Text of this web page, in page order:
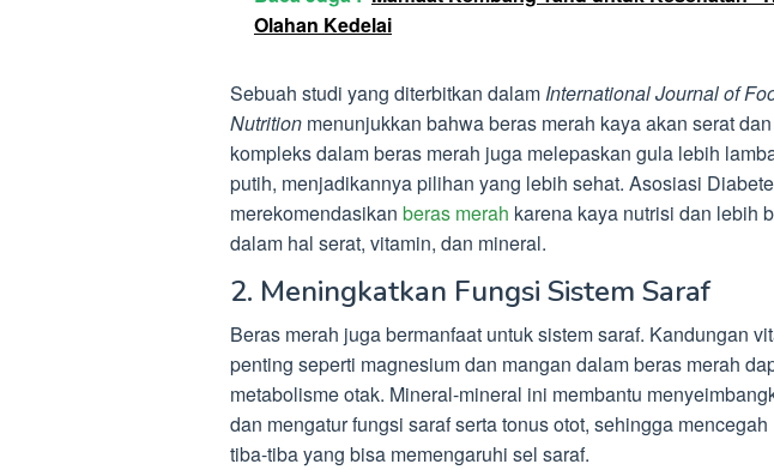
Olahan Kedelai
Sebuah studi yang diterbitkan dalam International Journal of
Nutrition menunjukkan bahwa beras merah kaya akan serat
kompleks dalam beras merah juga melepaskan gula lebih
putih, menjadikannya pilihan yang lebih sehat. Asosiasi
merekomendasikan beras merah karena kaya nutrisi dan lebih
dalam hal serat, vitamin, dan mineral.
2. Meningkatkan Fungsi Sistem Saraf
Beras merah juga bermanfaat untuk sistem saraf. Kandungan
penting seperti magnesium dan mangan dalam beras merah
metabolisme otak. Mineral-mineral ini membantu
dan mengatur fungsi saraf serta tonus otot, sehingga
tiba-tiba yang bisa memengaruhi sel saraf.